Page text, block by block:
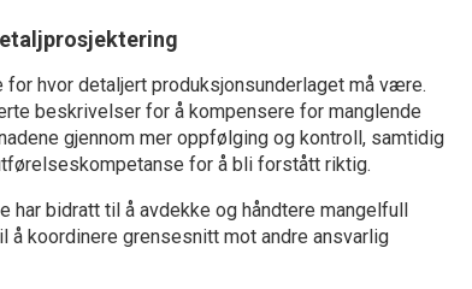
hvor detaljert produksjonsunderlaget må være.
beskrivelser for å kompensere for manglende
gjennom mer oppfølging og kontroll, samtidig
for å bli forstått riktig.
bidratt til å avdekke og håndtere mangelfull
koordinere grensesnitt mot andre ansvarlig